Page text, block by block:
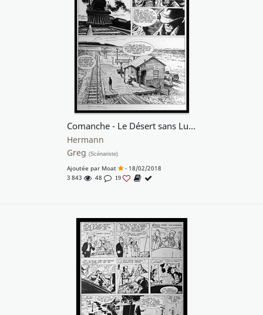
Comanche - Le Désert sans Lumière
Hermann
Greg (Scénariste)
Ajoutée par Moat
- 18/02/2018
3 843
48 19